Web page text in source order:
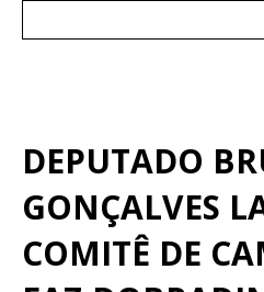
DEPUTADO
GONÇALVES
COMITÊ DE